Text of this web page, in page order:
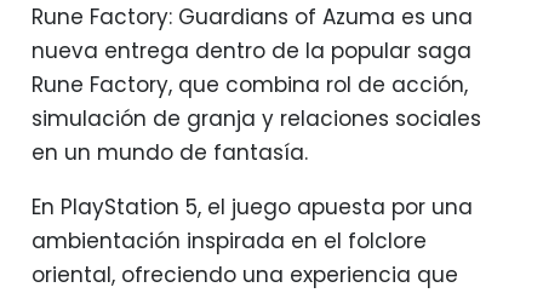
Rune Factory: Guardians of Azuma es una
nueva entrega dentro de la popular saga
Rune Factory, que combina rol de acción,
simulación de granja y relaciones sociales
en un mundo de fantasía.
En PlayStation 5, el juego apuesta por una
ambientación inspirada en el folclore
oriental, ofreciendo una experiencia que